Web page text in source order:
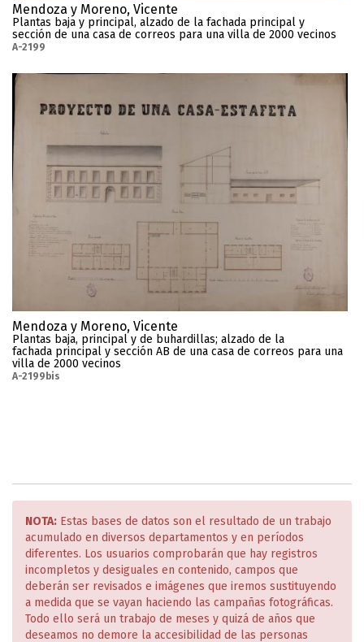
Mendoza y Moreno, Vicente
Plantas baja y principal, alzado de la fachada principal y
sección de una casa de correos para una villa de 2000 vecinos
A-2199
Mendoza y Moreno, Vicente
Plantas baja, principal y de buhardillas; alzado de la
fachada principal y sección AB de una casa de correos para una
villa de 2000 vecinos
A-2199bis
NOTA: Estas bases de datos son el resultado de un trabajo
acumulado en diversos departamentos y en períodos
diferentes. Los usuarios comprobarán que hay registros
incompletos y desiguales en contenido, campos que
deberán ser revisados e imágenes que iremos sustituyendo
a medida que se vayan haciendo las campañas fotográficas.
Todo ello será un trabajo de meses y quizá de años que
deseamos no demore la accesibilidad de las personas